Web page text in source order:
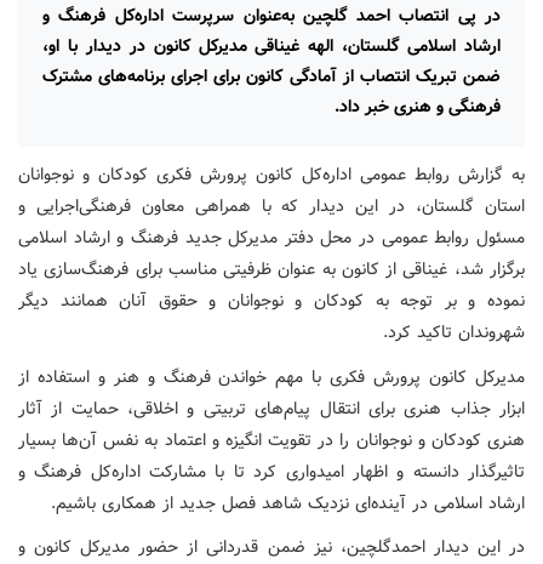
در پی انتصاب احمد گلچین به‌عنوان سرپرست اداره‌کل فرهنگ و
ارشاد اسلامی گلستان، الهه غیناقی مدیرکل کانون در دیدار با او،
ضمن تبریک انتصاب از آمادگی کانون برای اجرای برنامه‌های مشترک
فرهنگی و هنری خبر داد.
به گزارش روابط عمومی اداره‌کل کانون پرورش فکری کودکان و نوجوانان
استان گلستان، در این دیدار که با همراهی معاون فرهنگی‌اجرایی و
مسئول روابط عمومی در محل دفتر مدیرکل جدید فرهنگ و ارشاد اسلامی
برگزار شد، غیناقی از کانون به عنوان ظرفیتی مناسب برای فرهنگ‌سازی یاد
نموده و بر توجه به کودکان و نوجوانان و حقوق آنان همانند دیگر
شهروندان تاکید کرد.
مدیرکل کانون پرورش فکری با مهم خواندن فرهنگ و هنر و استفاده از
ابزار جذاب هنری برای انتقال پیام‌های تربیتی و اخلاقی، حمایت از آثار
هنری کودکان و نوجوانان را در تقویت انگیزه و اعتماد به نفس آن‌ها بسیار
تاثیرگذار دانسته و اظهار امیدواری کرد تا با مشارکت اداره‌کل فرهنگ و
ارشاد اسلامی در آینده‌ای نزدیک شاهد فصل جدید از همکاری باشیم.
در این دیدار احمدگلچین، نیز ضمن قدردانی از حضور مدیرکل کانون و